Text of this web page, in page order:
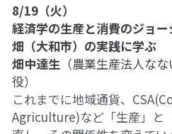
8/19（火）
経済学の生産と消費のジョー
畑（大和市）の実践に学ぶ
畑中達生 （農業生産法人な
役）
これまでに地域通貨、
Agriculture)など「生産」と